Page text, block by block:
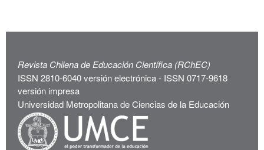
Revista Chilena de Educación Científica (RChEC)
ISSN 2810-6040 versión electrónica - ISSN 0717-9618
versión impresa
Universidad Metropolitana de Ciencias de la Educación